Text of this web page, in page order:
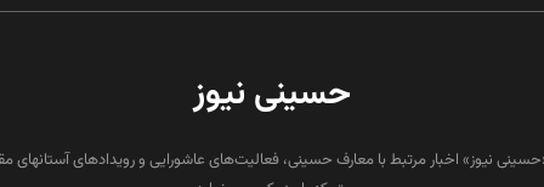
حسینی نیوز
نیوز» اخبار مرتبط با معارف حسینی، فعالیت‌های عاشورایی و رویدادهای